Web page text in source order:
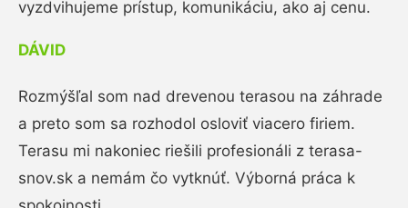
vyzdvihujeme prístup, komunikáciu, ako aj cenu.
DÁVID
Rozmýšľal som nad drevenou terasou na záhrade
a preto som sa rozhodol osloviť viacero firiem.
Terasu mi nakoniec riešili profesionáli z terasa-
snov.sk a nemám čo vytknúť. Výborná práca k